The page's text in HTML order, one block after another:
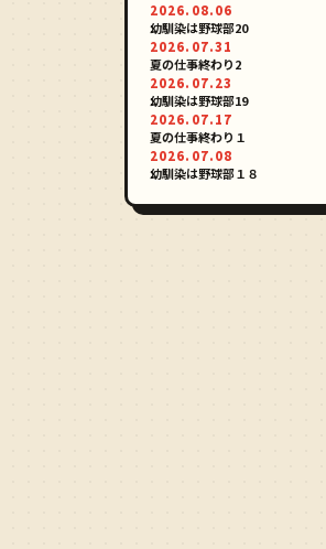
2026.08.06
幼馴染は野球部20
2026.07.31
夏の仕事終わり2
2026.07.23
幼馴染は野球部19
2026.07.17
夏の仕事終わり１
2026.07.08
幼馴染は野球部１８